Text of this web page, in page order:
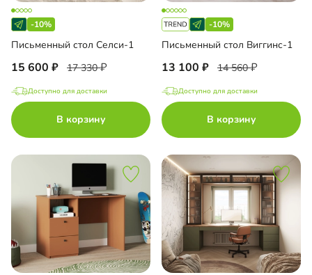
-10%
Письменный стол Селси-1
15 600 17 330
Доступно для доставки
В корзину
-10%
Письменный стол Виггинс-1
13 100 14 560
Доступно для доставки
В корзину